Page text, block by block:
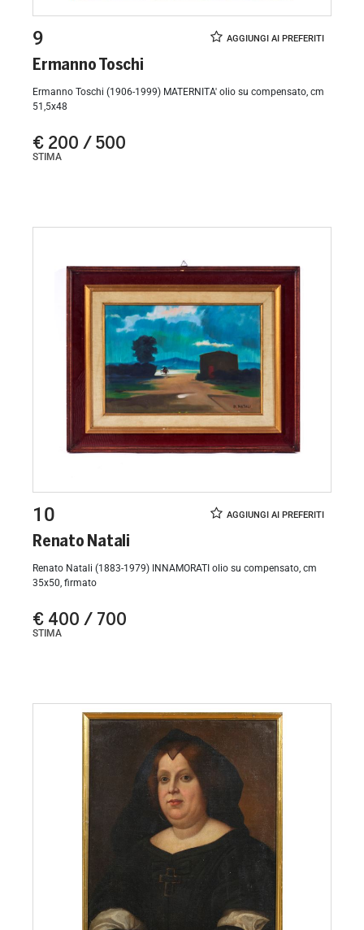
9
Ermanno Toschi
Ermanno Toschi (1906-1999) MATERNITA' olio su compensato, cm
51,5x48
€ 200 / 500
STIMA
10
Renato Natali
Renato Natali (1883-1979) INNAMORATI olio su compensato, cm
35x50, firmato
€ 400 / 700
STIMA